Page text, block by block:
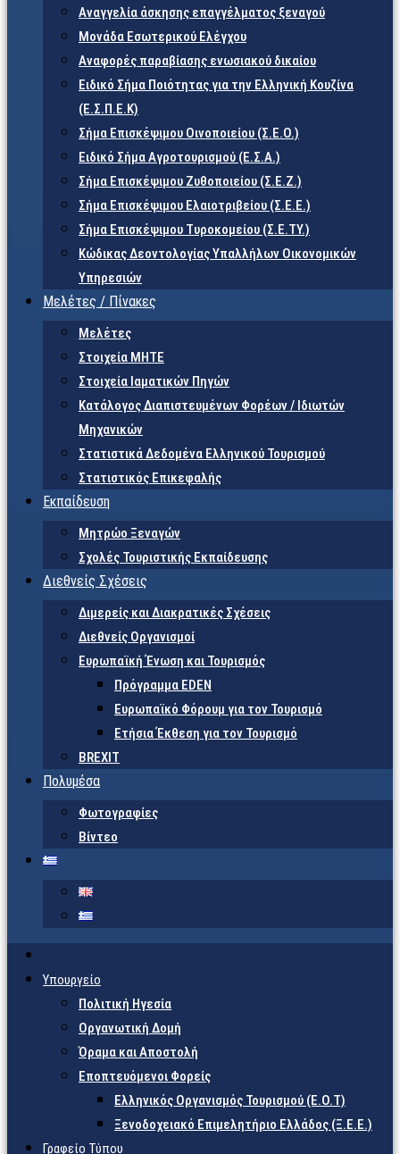
Αναγγελία άσκησης επαγγέλματος ξεναγού
Μονάδα Εσωτερικού Ελέγχου
Αναφορές παραβίασης ενωσιακού δικαίου
Ειδικό Σήμα Ποιότητας για την Ελληνική Κουζίνα
(Ε.Σ.Π.Ε.Κ)
Σήμα Επισκέψιμου Οινοποιείου (Σ.Ε.Ο.)
Ειδικό Σήμα Αγροτουρισμού (Ε.Σ.Α.)
Σήμα Επισκέψιμου Ζυθοποιείου (Σ.Ε.Ζ.)
Σήμα Επισκέψιμου Ελαιοτριβείου (Σ.Ε.Ε.)
Σήμα Επισκέψιμου Τυροκομείου (Σ.Ε.TY.)
Κώδικας Δεοντολογίας Υπαλλήλων Οικονομικών
Υπηρεσιών
Μελέτες / Πίνακες
Μελέτες
Στοιχεία ΜΗΤΕ
Στοιχεία Ιαματικών Πηγών
Κατάλογος Διαπιστευμένων Φορέων / Ιδιωτών
Μηχανικών
Στατιστικά Δεδομένα Ελληνικού Τουρισμού
Στατιστικός Επικεφαλής
Εκπαίδευση
Μητρώο Ξεναγών
Σχολές Τουριστικής Εκπαίδευσης
Διεθνείς Σχέσεις
Διμερείς και Διακρατικές Σχέσεις
Διεθνείς Οργανισμοί
Ευρωπαϊκή Ένωση και Τουρισμός
Πρόγραμμα EDEN
Ευρωπαϊκό Φόρουμ για τον Τουρισμό
Ετήσια Έκθεση για τον Τουρισμό
BREXIT
Πολυμέσα
Φωτογραφίες
Βίντεο
Υπουργείο
Πολιτική Ηγεσία
Οργανωτική Δομή
Όραμα και Αποστολή
Εποπτευόμενοι Φορείς
Eλληνικός Οργανισμός Τουρισμού (Ε.Ο.Τ)
Ξενοδοχειακό Επιμελητήριο Ελλάδος (Ξ.Ε.Ε.)
Γραφείο Τύπου